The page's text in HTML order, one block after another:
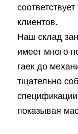
клиентов.
Наш склад
имеет много
гаек до
тщательно
показывая